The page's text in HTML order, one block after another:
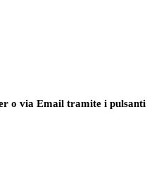
o via Email tramite i pulsanti